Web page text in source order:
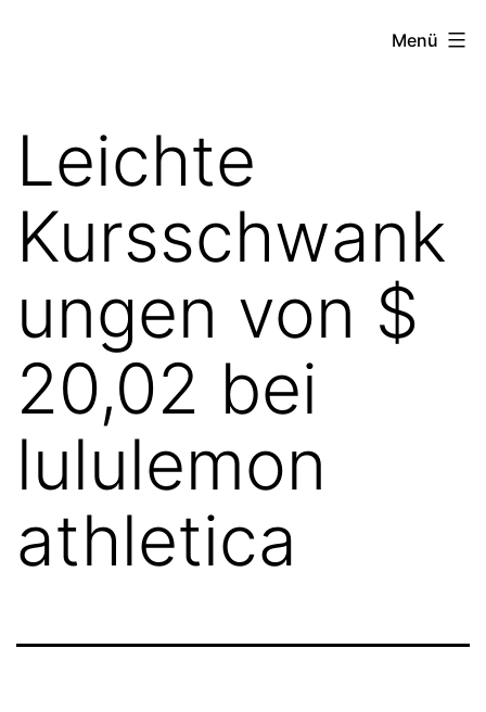
project
Menü
Leichte
Kursschwank
ungen von $
20,02 bei
lululemon
athletica